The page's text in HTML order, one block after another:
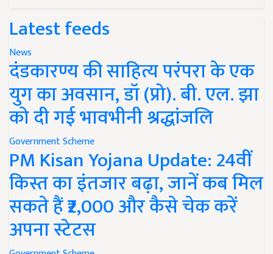
Latest feeds
News
दंडकारण्य की साहित्य परंपरा के एक
युग का अवसान, डॉ (प्रो). बी. एल. झा
को दी गई भावभीनी श्रद्धांजलि
Government Scheme
PM Kisan Yojana Update: 24वीं
किस्त का इंतजार बढ़ा, जानें कब मिल
सकते हैं ₹2,000 और कैसे चेक करें
अपना स्टेटस